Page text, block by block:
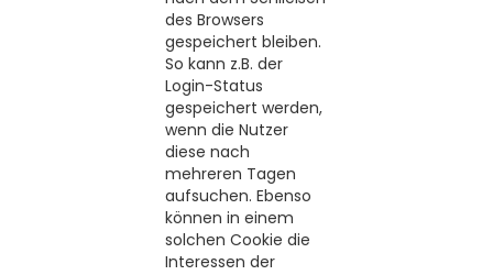
des Browsers
gespeichert bleiben.
So kann z.B. der
Login-Status
gespeichert werden,
wenn die Nutzer
diese nach
mehreren Tagen
aufsuchen. Ebenso
können in einem
solchen Cookie die
Interessen der